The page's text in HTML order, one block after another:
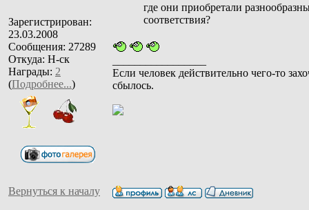
Зарегистрирован:
23.03.2008
Сообщения: 27289
Откуда: Н-ск
Награды: 2
(Подробнее...)
где они приобретали
соответствия?
Если человек действительно чего-то
сбылось.
Вернуться к началу